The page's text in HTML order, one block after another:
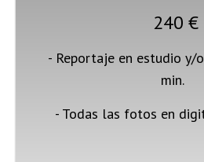
240 €
- Reportaje en estudio y/
min.
- Todas las fotos en